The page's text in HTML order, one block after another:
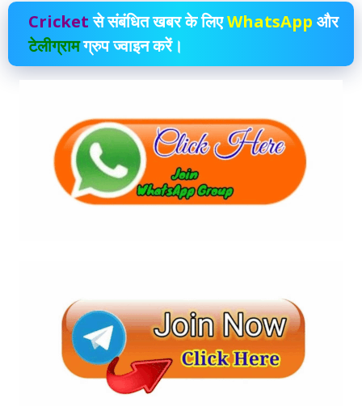
Cricketसे संबंधित खबर के लिएWhatsApp और
टेलीग्रामग्रुप ज्वाइन करें।